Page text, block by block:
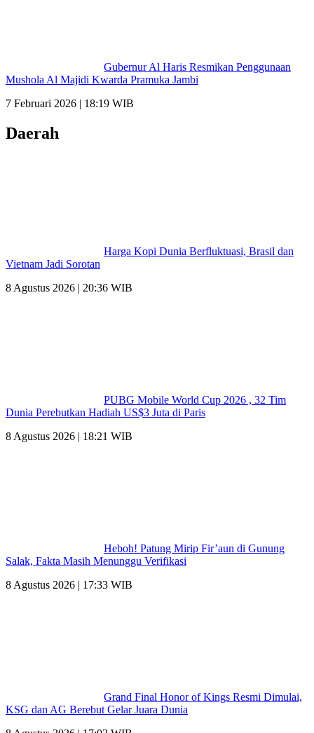
Gubernur Al Haris Resmikan Penggunaan
Mushola Al Majidi Kwarda Pramuka Jambi
7 Februari 2026 | 18:19 WIB
Daerah
Harga Kopi Dunia Berfluktuasi, Brasil dan
Vietnam Jadi Sorotan
8 Agustus 2026 | 20:36 WIB
PUBG Mobile World Cup 2026 , 32 Tim
Dunia Perebutkan Hadiah US$3 Juta di Paris
8 Agustus 2026 | 18:21 WIB
Heboh! Patung Mirip Fir’aun di Gunung
Salak, Fakta Masih Menunggu Verifikasi
8 Agustus 2026 | 17:33 WIB
Grand Final Honor of Kings Resmi Dimulai,
KSG dan AG Berebut Gelar Juara Dunia